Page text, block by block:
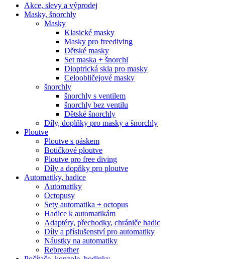
Akce, slevy a výprodej
Masky, šnorchly
Masky
Klasické masky
Masky pro freediving
Dětské masky
Set maska + šnorchl
Dioptrická skla pro masky
Celoobličejové masky
šnorchly
šnorchly s ventilem
šnorchly bez ventilu
Dětské šnorchly
Díly, doplňky pro masky a šnorchly
Ploutve
Ploutve s páskem
Botičkové ploutve
Ploutve pro free diving
Díly a dopňky pro ploutve
Automatiky, hadice
Automatiky
Octopusy
Sety automatika + octopus
Hadice k automatikám
Adaptéry, přechodky, chrániče hadic
Díly a příslušenství pro automatiky
Náustky na automatiky
Rebreather